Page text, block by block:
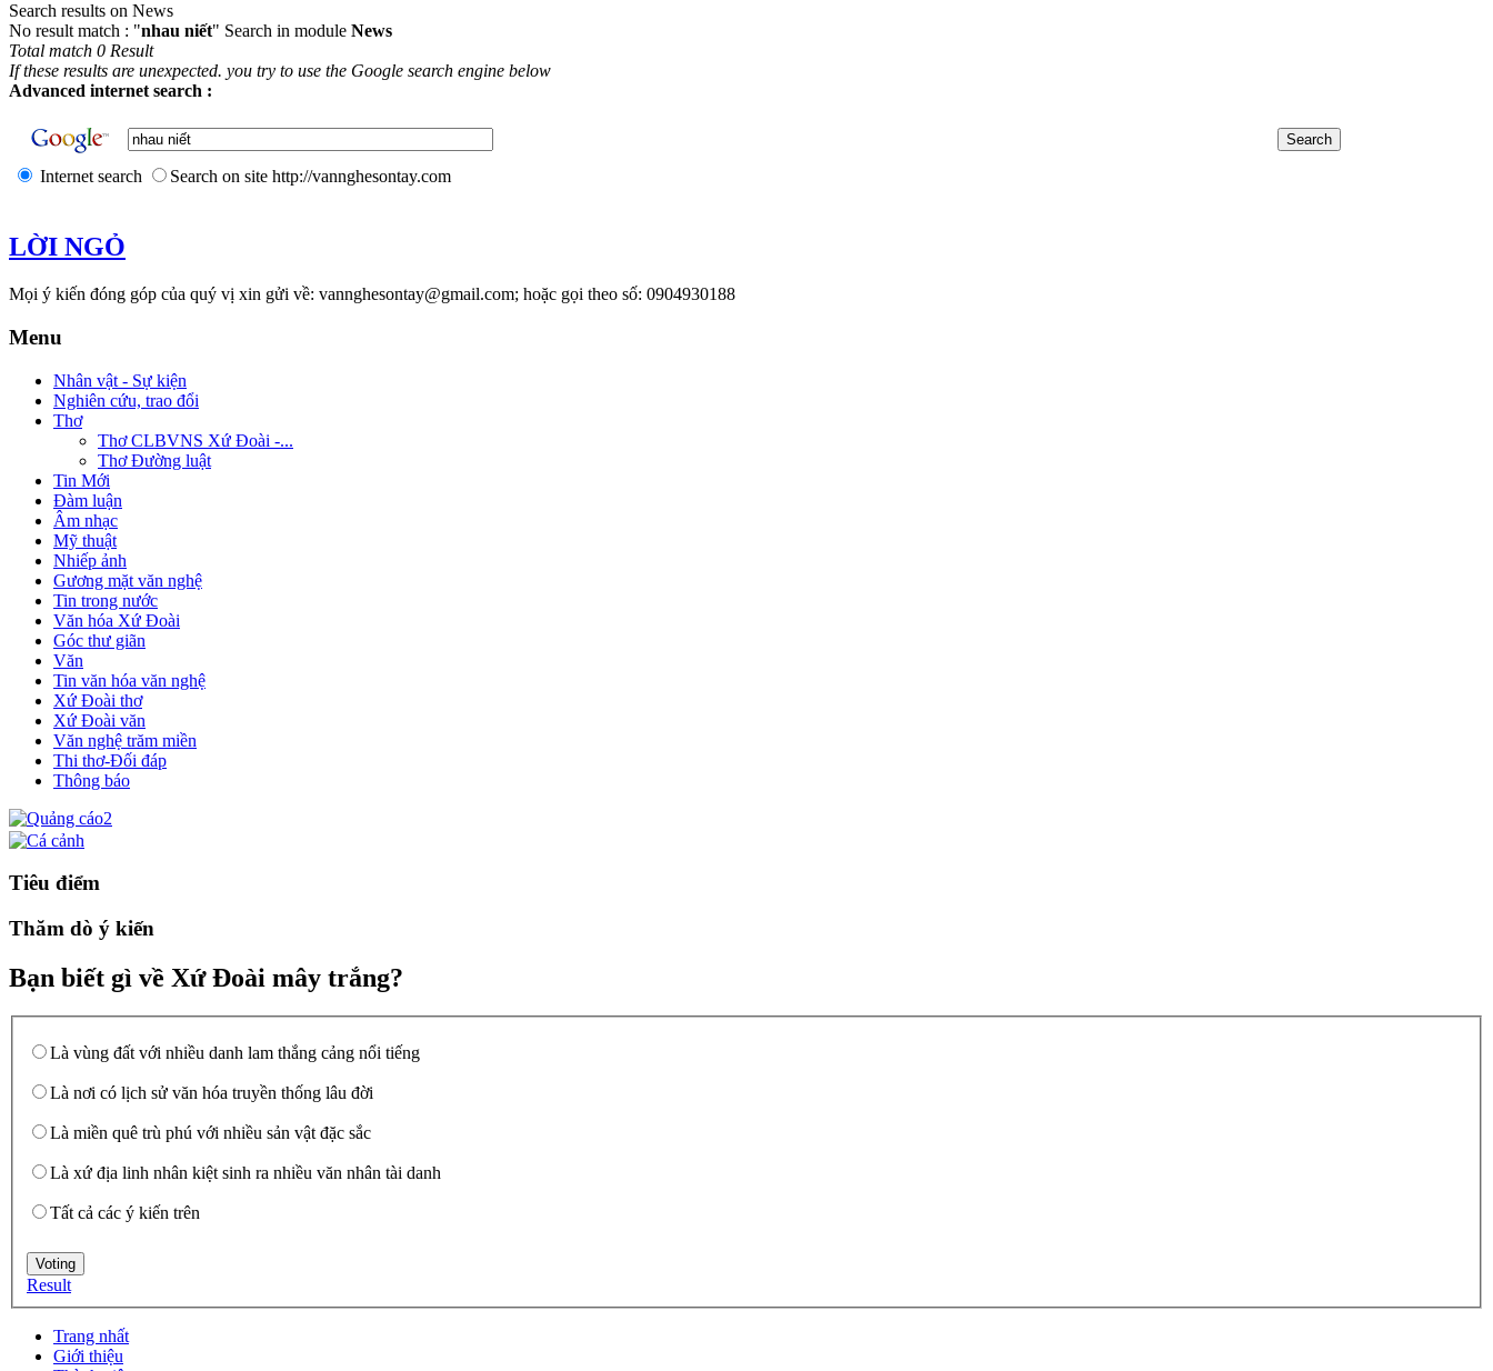
Search results on News
No result match : "nhau niết" Search in module News
Total match 0 Result
If these results are unexpected. you try to use the Google search engine below
Advanced internet search :
Internet search Search on site http://vannghesontay.com
LỜI NGỎ
Mọi ý kiến đóng góp của quý vị xin gửi về: vannghesontay@gmail.com; hoặc gọi theo số: 0904930188
Menu
Nhân vật - Sự kiện
Nghiên cứu, trao đổi
Thơ
Thơ CLBVNS Xứ Đoài -...
Thơ Đường luật
Tin Mới
Đàm luận
Âm nhạc
Mỹ thuật
Nhiếp ảnh
Gương mặt văn nghệ
Tin trong nước
Văn hóa Xứ Đoài
Góc thư giãn
Văn
Tin văn hóa văn nghệ
Xứ Đoài thơ
Xứ Đoài văn
Văn nghệ trăm miền
Thi thơ-Đối đáp
Thông báo
Tiêu điểm
Thăm dò ý kiến
Bạn biết gì về Xứ Đoài mây trắng?
Là vùng đất với nhiều danh lam thắng cảng nổi tiếng
Là nơi có lịch sử văn hóa truyền thống lâu đời
Là miền quê trù phú với nhiều sản vật đặc sắc
Là xứ địa linh nhân kiệt sinh ra nhiều văn nhân tài danh
Tất cả các ý kiến trên
Result
Trang nhất
Giới thiệu